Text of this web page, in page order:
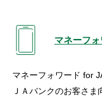
マネーフ
マネーフォワード for
ＪＡバンクのお客さ